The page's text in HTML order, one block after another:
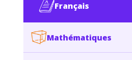
Français
Mathématiques